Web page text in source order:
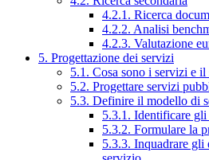
4.2.1. Ricerca
4.2.2. Analisi
4.2.3. Valutazione
5. Progettazione dei servizi
5.1. Cosa sono i servizi e il
5.2. Progettare servizi
5.3. Definire il modello di
5.3.1. Identificare
5.3.2. Formulare la
5.3.3. Inquadrare gli